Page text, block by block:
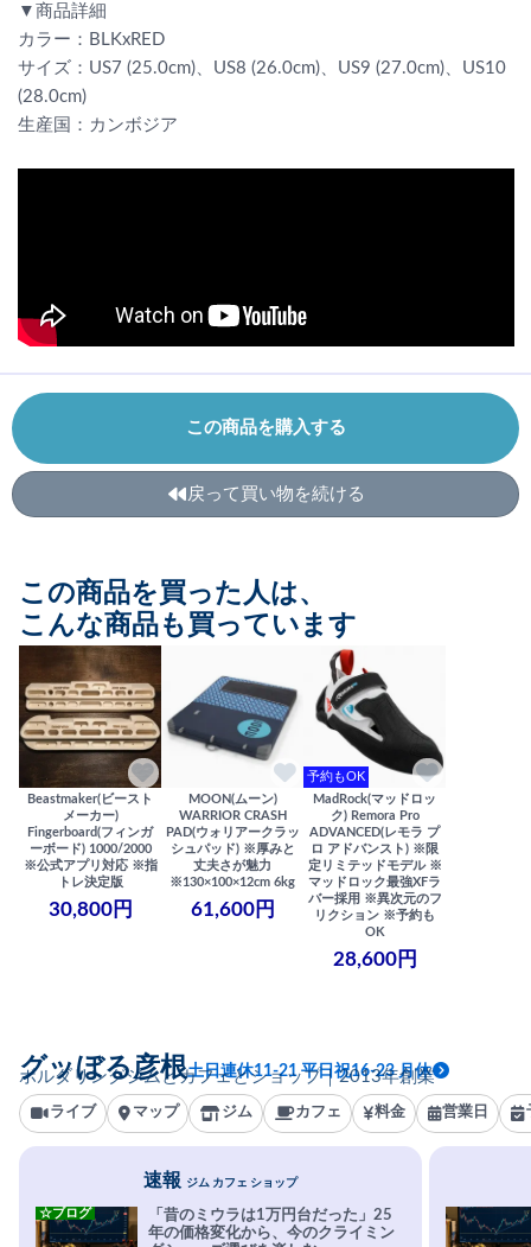
▼商品詳細
カラー：BLKxRED
サイズ：US7 (25.0cm)、US8 (26.0cm)、US9 (27.0cm)、US10
(28.0cm)
生産国：カンボジア
この商品を購入する
戻って買い物を続ける
この商品を買った人は、
こんな商品も買っています
Beastmaker(ビースト
メーカー)
Fingerboard(フィンガ
ーボード) 1000/2000
※公式アプリ対応 ※指
トレ決定版
30,800円
MOON(ムーン)
WARRIOR CRASH
PAD(ウォリアークラッ
シュパッド) ※厚みと
丈夫さが魅力
※130×100×12cm 6kg
61,600円
予約もOK
MadRock(マッドロッ
ク) Remora Pro
ADVANCED(レモラ プ
ロ アドバンスト) ※限
定リミテッドモデル ※
マッドロック最強XFラ
バー採用 ※異次元のフ
リクション ※予約も
OK
28,600円
ボルダリングジムとカフェとショップ｜2013年創業
グッぼる彦根土日連休11-21 平日祝16-23 月休
ライブ マップ ジム カフェ 料金 営業日
速報 ジム カフェ ショップ
「昔のミウラは1万円台だった」25
年の価格変化から、今のクライミン
☆ブログ